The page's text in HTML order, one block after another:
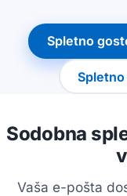
Spletno
Sodobna
Vaša e-pošta